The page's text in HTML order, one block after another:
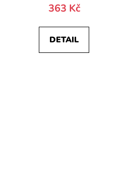
363 Kč
DETAIL